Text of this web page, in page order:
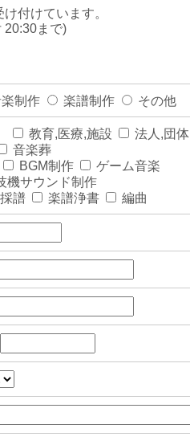
付けています。
20:30まで)
制作 楽譜制作 その他
教育,医療,施設
法人,団体
音楽葬
BGM制作
ゲーム音楽
機サウンド制作
譜 楽譜浄書 編曲